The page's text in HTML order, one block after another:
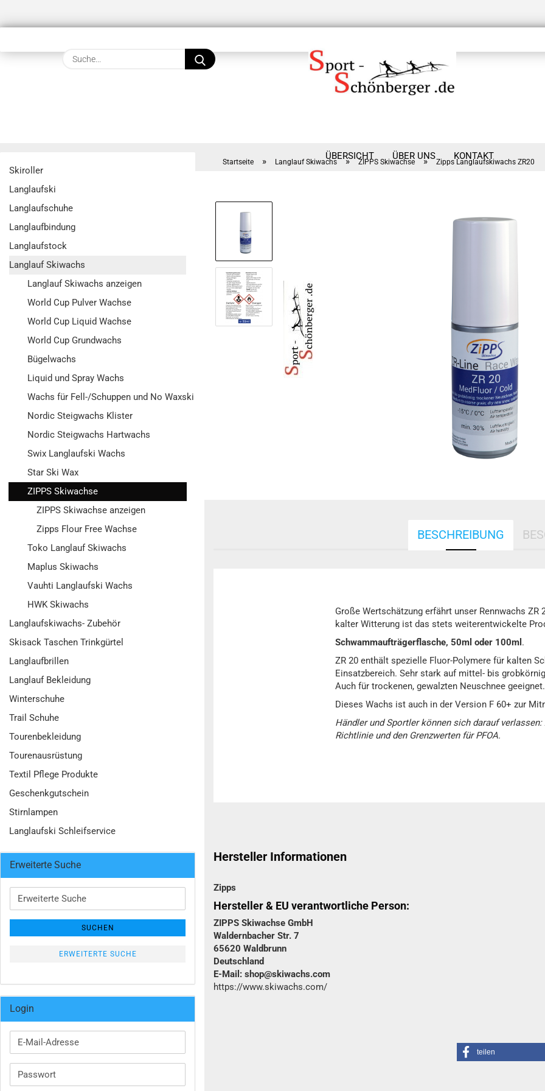
Suche...
ÜBERSICHT ÜBER UNS KONTAKT
Startseite » Langlauf Skiwachs » ZIPPS Skiwachse » Zipps Langlaufskiwachs ZR20
BESCHREIBUNG
Große Wertschätzung erfährt unser Rennwachs
kalter Witterung ist das stets weiterentwickelte
Schwammaufträgerflasche, 50ml oder 100ml .
ZR 20 enthält spezielle Fluor-Polymere für kalten
Einsatzbereich. Sehr stark auf mittel- bis
Auch für trockenen, gewalzten Neuschnee geeignet.
Dieses Wachs ist auch in der Version F 60+ zur
Händler und Sportler können sich darauf
Richtlinie und den Grenzwerten für PFOA.
Hersteller Informationen
Zipps
Hersteller & EU verantwortliche Person:
ZIPPS Skiwachse GmbH
Waldernbacher Str. 7
65620 Waldbrunn
Deutschland
E-Mail: shop@skiwachs.com
https://www.skiwachs.com/
teilen
Skiroller
Langlaufski
Langlaufschuhe
Langlaufbindung
Langlaufstock
Langlauf Skiwachs
Langlauf Skiwachs anzeigen
World Cup Pulver Wachse
World Cup Liquid Wachse
World Cup Grundwachs
Bügelwachs
Liquid und Spray Wachs
Wachs für Fell-/Schuppen und No Waxski
Nordic Steigwachs Klister
Nordic Steigwachs Hartwachs
Swix Langlaufski Wachs
Star Ski Wax
ZIPPS Skiwachse
ZIPPS Skiwachse anzeigen
Zipps Flour Free Wachse
Toko Langlauf Skiwachs
Maplus Skiwachs
Vauhti Langlaufski Wachs
HWK Skiwachs
Langlaufskiwachs- Zubehör
Skisack Taschen Trinkgürtel
Langlaufbrillen
Langlauf Bekleidung
Winterschuhe
Trail Schuhe
Tourenbekleidung
Tourenausrüstung
Textil Pflege Produkte
Geschenkgutschein
Stirnlampen
Langlaufski Schleifservice
Erweiterte Suche
Erweiterte
Suche
SUCHEN
ERWEITERTE SUCHE
Login
E-
Mail-
Passwort